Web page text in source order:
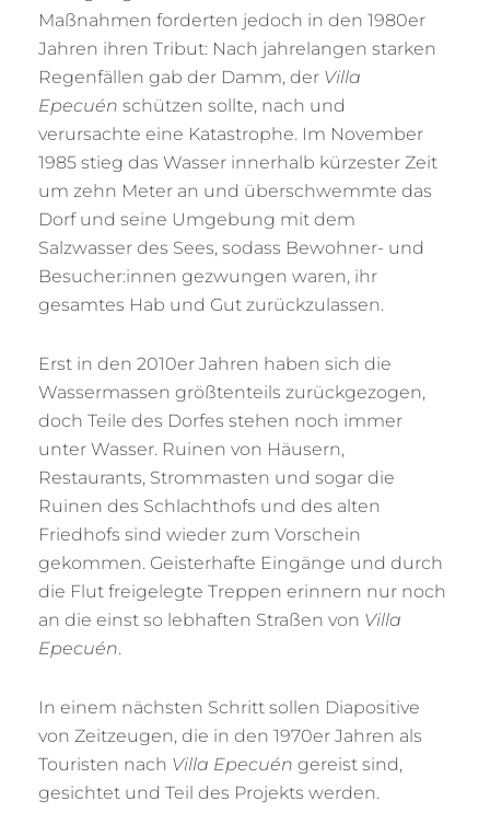
Maßnahmen forderten jedoch in den 1980er
Jahren ihren Tribut: Nach jahrelangen starken
Regenfällen gab der Damm, der Villa
Epecuén schützen sollte, nach und
verursachte eine Katastrophe. Im November
1985 stieg das Wasser innerhalb kürzester Zeit
um zehn Meter an und überschwemmte das
Dorf und seine Umgebung mit dem
Salzwasser des Sees, sodass Bewohner- und
Besucher:innen gezwungen waren, ihr
gesamtes Hab und Gut zurückzulassen.
Erst in den 2010er Jahren haben sich die
Wassermassen größtenteils zurückgezogen,
doch Teile des Dorfes stehen noch immer
unter Wasser. Ruinen von Häusern,
Restaurants, Strommasten und sogar die
Ruinen des Schlachthofs und des alten
Friedhofs sind wieder zum Vorschein
gekommen. Geisterhafte Eingänge und durch
die Flut freigelegte Treppen erinnern nur noch
an die einst so lebhaften Straßen von Villa
Epecuén.
In einem nächsten Schritt sollen Diapositive
von Zeitzeugen, die in den 1970er Jahren als
Touristen nach Villa Epecuén gereist sind,
gesichtet und Teil des Projekts werden.